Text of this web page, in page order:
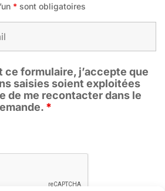
* sont obligatoires
ce formulaire, j’accepte que
saisies soient exploitées
de me recontacter dans le
*